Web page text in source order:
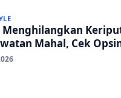
Menghilangkan
Mahal, Cek